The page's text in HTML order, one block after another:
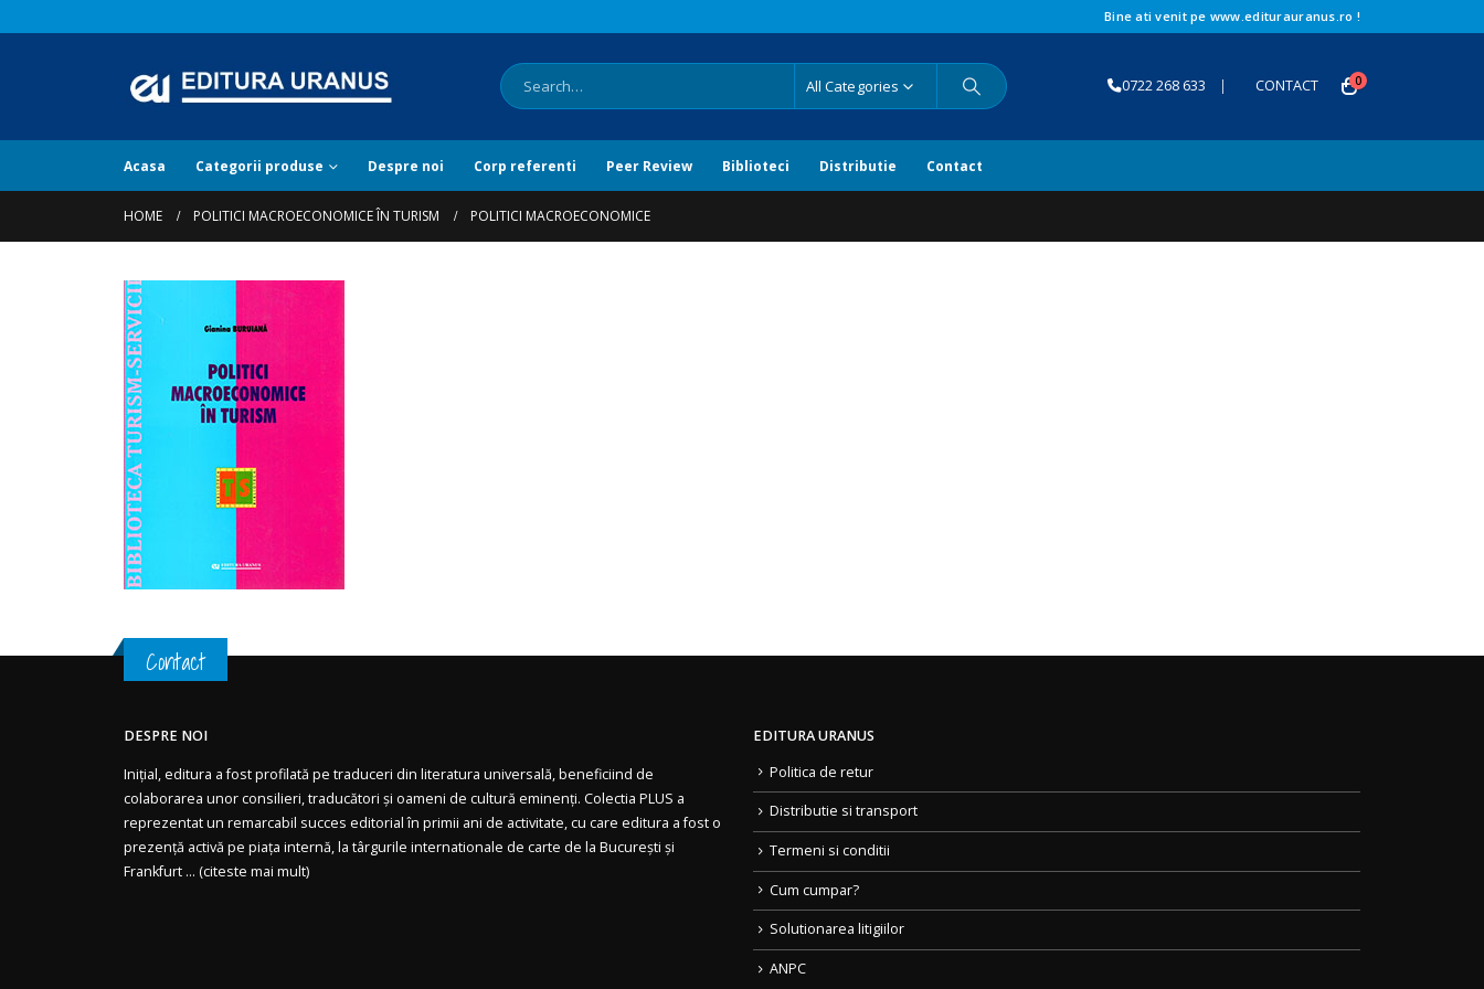
Bine ati venit pe www.editurauranus.ro !
All Categories 0722 268 633 | CONTACT 0
Acasa Categorii produse Despre noi Corp referenti Peer Review Biblioteci Distributie Contact
HOME POLITICI MACROECONOMICE ÎN TURISM POLITICI MACROECONOMICE
Contact
DESPRE NOI
Inițial, editura a fost profilată pe traduceri din literatura universală, beneficiind de
colaborarea unor consilieri, traducători și oameni de cultură eminenți. Colectia PLUS a
reprezentat un remarcabil succes editorial în primii ani de activitate, cu care editura a fost o
prezență activă pe piața internă, la târgurile internationale de carte de la București și
Frankfurt ... (citeste mai mult)
EDITURA URANUS
Politica de retur
Distributie si transport
Termeni si conditii
Cum cumpar?
Solutionarea litigiilor
ANPC